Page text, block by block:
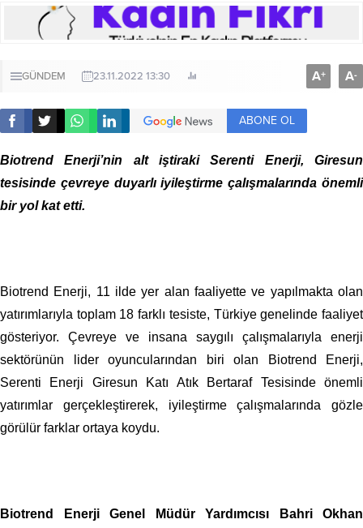
GÜNDEM 23.11.2022 13:30 A+ A-
ABONE OL
Biotrend Enerji’nin alt iştiraki Serenti Enerji, Giresun
tesisinde çevreye duyarlı iyileştirme çalışmalarında önemli
bir yol kat etti.
Biotrend Enerji, 11 ilde yer alan faaliyette ve yapılmakta olan
yatırımlarıyla toplam 18 farklı tesiste, Türkiye genelinde faaliyet
gösteriyor. Çevreye ve insana saygılı çalışmalarıyla enerji
sektörünün lider oyuncularından biri olan Biotrend Enerji,
Serenti Enerji Giresun Katı Atık Bertaraf Tesisinde önemli
yatırımlar gerçekleştirerek, iyileştirme çalışmalarında gözle
görülür farklar ortaya koydu.
Biotrend Enerji Genel Müdür Yardımcısı Bahri Okhan